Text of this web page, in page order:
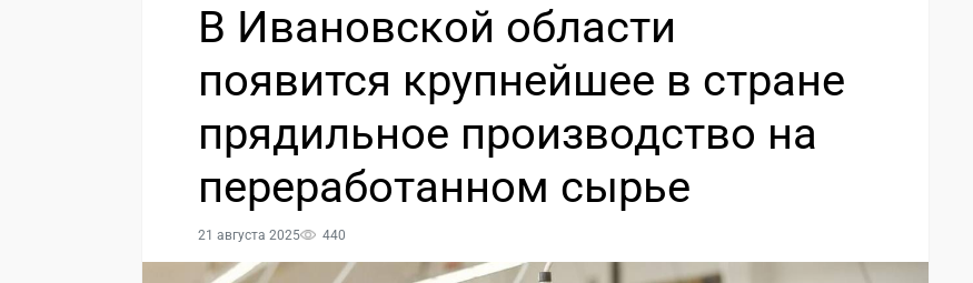
В Ивановской области
появится крупнейшее в стране
прядильное производство на
переработанном сырье
21 августа 2025 440